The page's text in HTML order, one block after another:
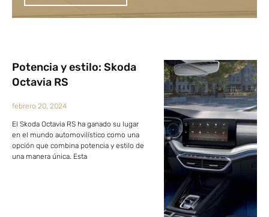
Potencia y estilo: Skoda
Octavia RS
febrero 20, 2024
El Skoda Octavia RS ha ganado su lugar
en el mundo automovilístico como una
opción que combina potencia y estilo de
una manera única. Esta